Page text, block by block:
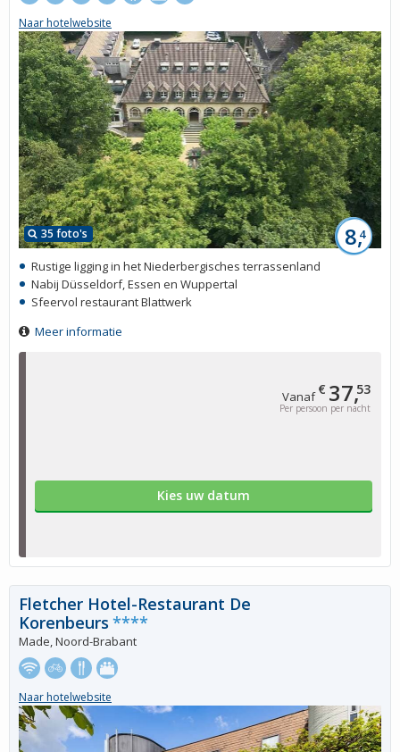
Vanaf€ 37,53
Per persoon per nacht
Kies uw datum
35 foto's 8,4
Naar hotelwebsite
Rustige ligging in het Niederbergisches terrassenland
Nabij Düsseldorf, Essen en Wuppertal
Sfeervol restaurant Blattwerk
Meer informatie
Fletcher Hotel-Restaurant De
Korenbeurs ****
Made, Noord-Brabant
Naar hotelwebsite